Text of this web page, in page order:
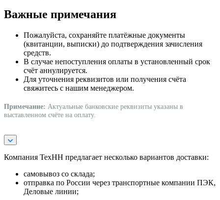
Важные примечания
Пожалуйста, сохраняйте платёжные документы
(квитанции, выписки) до подтверждения зачисления
средств.
В случае непоступления оплаты в установленный срок
счёт аннулируется.
Для уточнения реквизитов или получения счёта
свяжитесь с нашим менеджером.
Примечание: Актуальные банковские реквизиты указаны в
выставленном счёте на оплату.
Компания ТехНН предлагает несколько вариантов доставки:
самовывоз со склада;
отправка по России через транспортные компании ПЭК,
Деловые линии;